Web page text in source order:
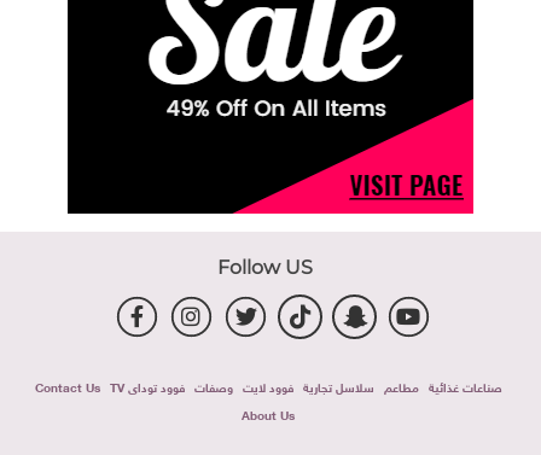
Follow US
صناعات غذائية مطاعم سلاسل تجارية فوود لايت وصفات فوود توداى TV
Contact Us
About Us